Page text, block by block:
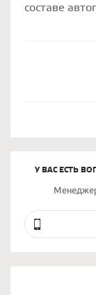
составе
У ВАС ЕСТЬ